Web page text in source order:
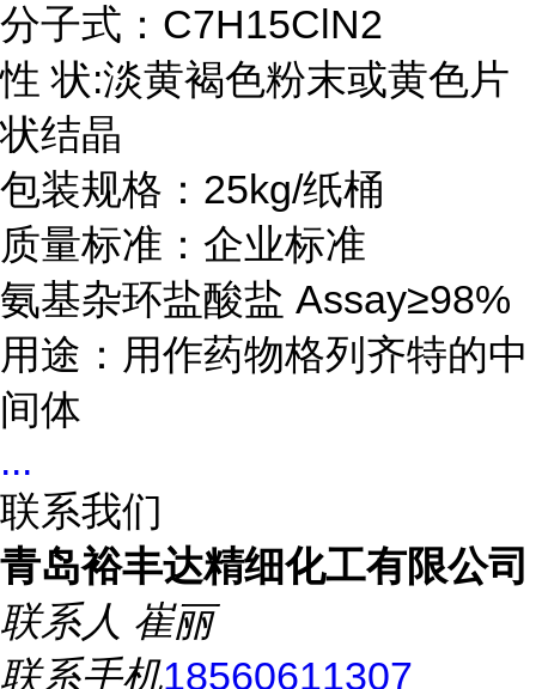
分子式：C7H15ClN2
性 状:淡黄褐色粉末或黄色片
状结晶
包装规格：25kg/纸桶
质量标准：企业标准
氨基杂环盐酸盐 Assay≥98%
用途：用作药物格列齐特的中
间体
...
联系我们
青岛裕丰达精细化工有限公司
联系人 崔丽
联系手机18560611307